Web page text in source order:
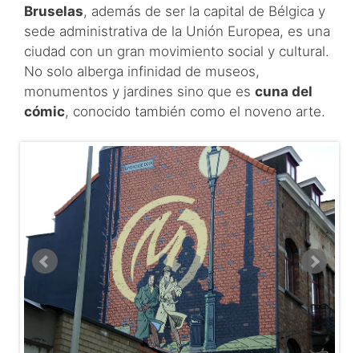
Bruselas, además de ser la capital de Bélgica y
sede administrativa de la Unión Europea, es una
ciudad con un gran movimiento social y cultural.
No solo alberga infinidad de museos,
monumentos y jardines sino que es cuna del
cómic, conocido también como el noveno arte.